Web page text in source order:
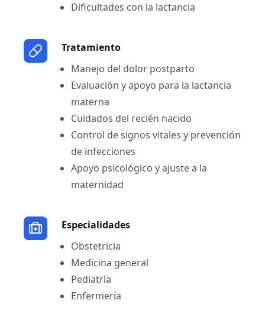
Dificultades con la lactancia
Tratamiento
Manejo del dolor postparto
Evaluación y apoyo para la lactancia
materna
Cuidados del recién nacido
Control de signos vitales y prevención
de infecciones
Apoyo psicológico y ajuste a la
maternidad
Especialidades
Obstetricia
Medicina general
Pediatría
Enfermería